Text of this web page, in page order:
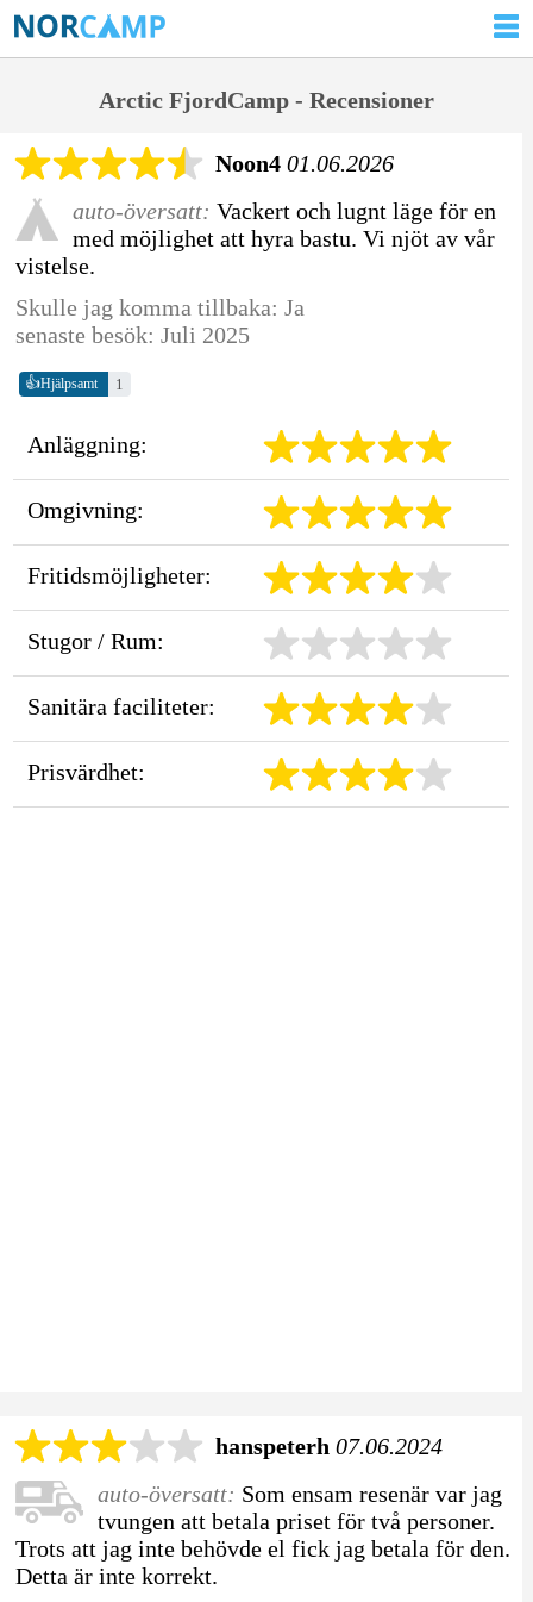
Arctic FjordCamp - Recensioner
Noon4 01.06.2026
auto-översatt: Vackert och lugnt läge för en
med möjlighet att hyra bastu. Vi njöt av vår
vistelse.
Skulle jag komma tillbaka: Ja
senaste besök: Juli 2025
👍Hjälpsamt 1
Anläggning:
Omgivning:
Fritidsmöjligheter:
Stugor / Rum:
Sanitära faciliteter:
Prisvärdhet:
hanspeterh 07.06.2024
auto-översatt: Som ensam resenär var jag
tvungen att betala priset för två personer.
Trots att jag inte behövde el fick jag betala för den.
Detta är inte korrekt.